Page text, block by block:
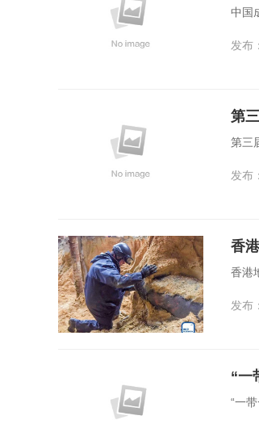
中国
发布
第
第三
发布
香
香港
发布
“一